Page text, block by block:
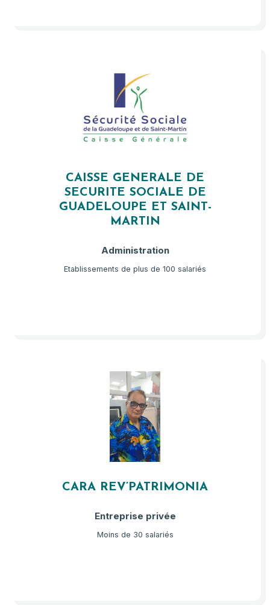
CAISSE GENERALE DE
SECURITE SOCIALE DE
GUADELOUPE ET SAINT-
MARTIN
Administration
Etablissements de plus de 100 salariés
CARA REV’PATRIMONIA
Entreprise privée
Moins de 30 salariés